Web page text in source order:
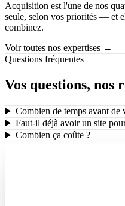
Acquisition est l'une de nos
seule, selon vos priorités — et
combinez.
Voir toutes nos expertises →
Questions fréquentes
Vos questions, nos
Combien de temps avant de
Faut-il déjà avoir un site
Combien ça coûte ?+